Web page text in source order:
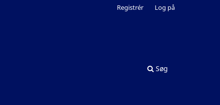
Søg
Registrér Log på